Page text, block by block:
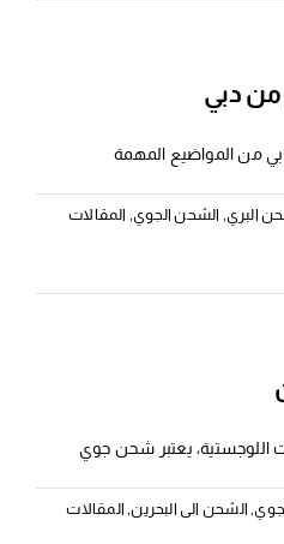
دبي
من المواضيع المهمة
البري الشحن الجوي المقالات
اللوجستية، يعتبر شحن جوي
الشحن الى البحرين, المقالات